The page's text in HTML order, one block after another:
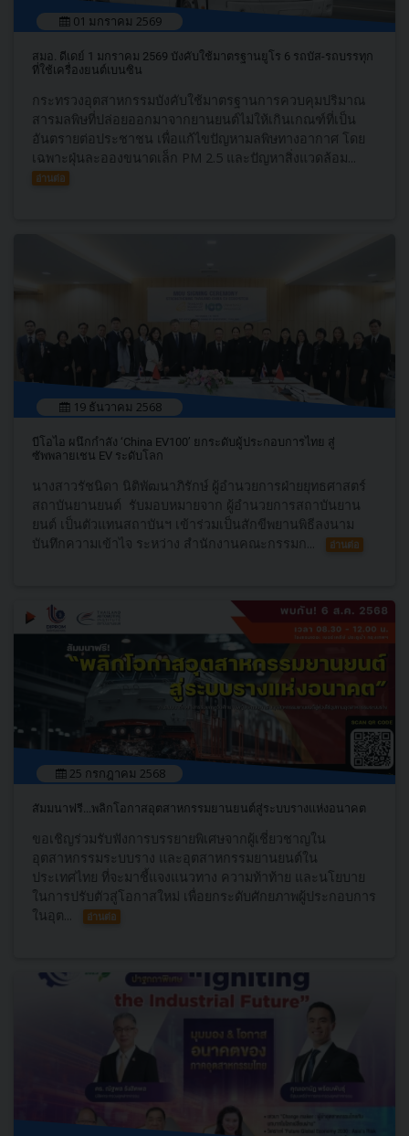
01 มกราคม 2569
สมอ. ดีเดย์ 1 มกราคม 2569 บังคับใช้มาตรฐานยูโร 6 รถบัส-รถบรรทุก
ที่ใช้เครื่องยนต์เบนซิน
กระทรวงอุตสาหกรรมบังคับใช้มาตรฐานการควบคุมปริมาณ
สารมลพิษที่ปล่อยออกมาจากยานยนต์ไม่ให้เกินเกณฑ์ที่เป็น
อันตรายต่อประชาชน เพื่อแก้ไขปัญหามลพิษทางอากาศ โดย
เฉพาะฝุ่นละอองขนาดเล็ก PM 2.5 และปัญหาสิ่งแวดล้อม...
อ่านต่อ
19 ธันวาคม 2568
บีโอไอ ผนึกกำลัง ‘China EV100’ ยกระดับผู้ประกอบการไทย สู่
ซัพพลายเชน EV ระดับโลก
นางสาวรัชนิดา นิติพัฒนาภิรักษ์ ผู้อำนวยการฝ่ายยุทธศาสตร์
สถาบันยานยนต์ รับมอบหมายจาก ผู้อำนวยการสถาบันยาน
ยนต์ เป็นตัวแทนสถาบันฯ เข้าร่วมเป็นสักขีพยานพิธีลงนาม
บันทึกความเข้าไจ ระหว่าง สำนักงานคณะกรรมก...
อ่านต่อ
25 กรกฎาคม 2568
สัมมนาฟรี...พลิกโอกาสอุตสาหกรรมยานยนต์สู่ระบบรางแห่งอนาคต
ขอเชิญร่วมรับฟังการบรรยายพิเศษจากผู้เชี่ยวชาญใน
อุตสาหกรรมระบบราง และอุตสาหกรรมยานยนต์ใน
ประเทศไทย ที่จะมาชี้แจงแนวทาง ความท้าท้าย และนโยบาย
ในการปรับตัวสู่โอกาสใหม่ เพื่อยกระดับศักยภาพผู้ประกอบการ
ในอุต...
อ่านต่อ